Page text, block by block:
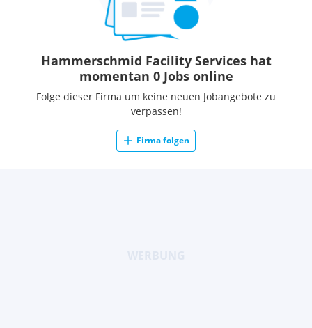
Hammerschmid Facility Services hat
momentan 0 Jobs online
Folge dieser Firma um keine neuen Jobangebote zu
verpassen!
Firma folgen